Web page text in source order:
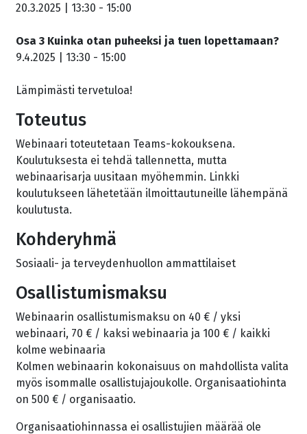
20.3.2025 | 13:30 - 15:00
Osa 3 Kuinka otan puheeksi ja tuen lopettamaan?
9.4.2025 | 13:30 - 15:00
Lämpimästi tervetuloa!
Toteutus
Webinaari toteutetaan Teams-kokouksena.
Koulutuksesta ei tehdä tallennetta, mutta
webinaarisarja uusitaan myöhemmin. Linkki
koulutukseen lähetetään ilmoittautuneille lähempänä
koulutusta.
Kohderyhmä
Sosiaali- ja terveydenhuollon ammattilaiset
Osallistumismaksu
Webinaarin osallistumismaksu on 40 € / yksi
webinaari, 70 € / kaksi webinaaria ja 100 € / kaikki
kolme webinaaria
Kolmen webinaarin kokonaisuus on mahdollista valita
myös isommalle osallistujajoukolle. Organisaatiohinta
on 500 € / organisaatio.
Organisaatiohinnassa ei osallistujien määrää ole